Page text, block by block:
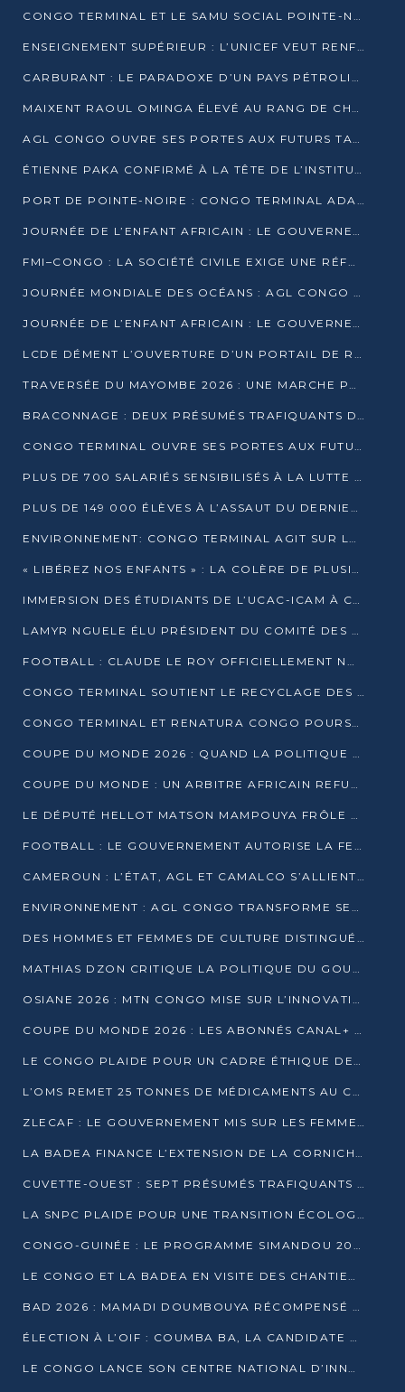
CONGO TERMINAL ET LE SAMU SOCIAL POINTE-NOIRE RENOUVELLENT LEUR PARTENARIAT EN FAVEUR DES JEUNES VULNÉRABLES
ENSEIGNEMENT SUPÉRIEUR : L’UNICEF VEUT RENFORCER LA RECHERCHE SUR LES QUESTIONS DE L’ENFANCE
CARBURANT : LE PARADOXE D’UN PAYS PÉTROLIER CONFRONTÉ À DES PÉNURIES RÉCURRENTES
MAIXENT RAOUL OMINGA ÉLEVÉ AU RANG DE CHEVALIER DE L’ORDRE DE L’AMITIÉ ENTRE LA RUSSIE ET LE CONGO
AGL CONGO OUVRE SES PORTES AUX FUTURS TALENTS DE LA LOGISTIQUE
ÉTIENNE PAKA CONFIRMÉ À LA TÊTE DE L’INSTITUT GÉOGRAPHIQUE NATIONAL
PORT DE POINTE-NOIRE : CONGO TERMINAL ADAPTE SON DRAGAGE AUX SABLES BITUMINEUX
JOURNÉE DE L’ENFANT AFRICAIN : LE GOUVERNEMENT RÉAFFIRME SON ENGAGEMENT POUR L’ACCÈS À L’EAU ET À L’ASSAINISSEMENT
FMI–CONGO : LA SOCIÉTÉ CIVILE EXIGE UNE RÉFORME DE LA FISCALITÉ PÉTROLIÈRE
JOURNÉE MONDIALE DES OCÉANS : AGL CONGO MOBILISE SES COLLABORATEURS POUR LA PRÉSERVATION DE LA BIODIVERSITÉ MARINE
JOURNÉE DE L’ENFANT AFRICAIN : LE GOUVERNEMENT MOBILISÉ POUR L’HYGIÈNE DANS LES ORPHELINATS
LCDE DÉMENT L’OUVERTURE D’UN PORTAIL DE RECRUTEMENT ET APPELLE À LA VIGILANCE
TRAVERSÉE DU MAYOMBE 2026 : UNE MARCHE POUR SENSIBILISER ET DÉPISTER AU DIABÈTE
BRACONNAGE : DEUX PRÉSUMÉS TRAFIQUANTS D’HIPPOPOTAME ÉCROUÉS À BRAZZAVILLE
CONGO TERMINAL OUVRE SES PORTES AUX FUTURS INGÉNIEURS DE L’UCAC-ICAM
PLUS DE 700 SALARIÉS SENSIBILISÉS À LA LUTTE CONTRE LA TUBERCULOSE À CONGO TERMINAL
PLUS DE 149 000 ÉLÈVES À L’ASSAUT DU DERNIER CEPE
ENVIRONNEMENT: CONGO TERMINAL AGIT SUR LE TERRAIN ET FORME LES PLUS JEUNES
« LIBÉREZ NOS ENFANTS » : LA COLÈRE DE PLUSIEURS MÈRES À BRAZZAVILLE CONTRE LA DGSP
IMMERSION DES ÉTUDIANTS DE L’UCAC-ICAM À CONGO TERMINAL
LAMYR NGUELE ÉLU PRÉSIDENT DU COMITÉ DES MEMBRES D’HONNEUR DU PCT
FOOTBALL : CLAUDE LE ROY OFFICIELLEMENT NOMMÉ SÉLECTIONNEUR DU CONGO
CONGO TERMINAL SOUTIENT LE RECYCLAGE DES DÉCHETS PLASTIQUES À POINTE-NOIRE
CONGO TERMINAL ET RENATURA CONGO POURSUIVENT LEUR COMBAT POUR LA BIODIVERSITÉ
COUPE DU MONDE 2026 : QUAND LA POLITIQUE MENACE L’UNIVERSALITÉ DU FOOTBALL
COUPE DU MONDE : UN ARBITRE AFRICAIN REFUSÉ À L’ENTRÉE DES ÉTATS-UNIS
LE DÉPUTÉ HELLOT MATSON MAMPOUYA FRÔLE LA MORT LORS D’UNE EMBUSCADE DZNS LE POOL
FOOTBALL : LE GOUVERNEMENT AUTORISE LA FECOFOOT À OCCUPER LES COMPLEXES SPORTIFS
CAMEROUN : L’ÉTAT, AGL ET CAMALCO S’ALLIENT POUR UN MÉGA-PROJET FERROVIAIRE
ENVIRONNEMENT : AGL CONGO TRANSFORME SES DÉCHETS EN OUTILS DE FORMATION
DES HOMMES ET FEMMES DE CULTURE DISTINGUÉS POUR LEUR ENGAGEMENT PAR BANTOU CULTURE
MATHIAS DZON CRITIQUE LA POLITIQUE DU GOUVERNEMENT ET ALERTE SUR LA DETTE DU CONGO
OSIANE 2026 : MTN CONGO MISE SUR L’INNOVATION POUR RELEVER LES DÉFIS AFRICAINS
COUPE DU MONDE 2026 : LES ABONNÉS CANAL+ AU CONGO DÉÇUS À QUELQUES JOURS DU COUP D’ENVOI
LE CONGO PLAIDE POUR UN CADRE ÉTHIQUE DE L’INTELLIGENCE ARTIFICIELLE À DAKAR
L’OMS REMET 25 TONNES DE MÉDICAMENTS AU CONGO POUR RENFORCER LA RIPOSTE AUX ÉPIDÉMIES
ZLECAF : LE GOUVERNEMENT MIS SUR LES FEMMES ENTREPRENEURES
LA BADEA FINANCE L’EXTENSION DE LA CORNICHE SUD DE BRAZZAVILLE
CUVETTE-OUEST : SEPT PRÉSUMÉS TRAFIQUANTS DE FAUNE INTERPELLÉS À EWO ET KELLÉ
LA SNPC PLAIDE POUR UNE TRANSITION ÉCOLOGIQUE PROGRESSIVE
CONGO-GUINÉE : LE PROGRAMME SIMANDOU 2040 AU CŒUR DES ÉCHANGES À LA BAD
LE CONGO ET LA BADEA EN VISITE DES CHANTIERS
BAD 2026 : MAMADI DOUMBOUYA RÉCOMPENSÉ PAR LE TROPHÉE BABACAR NDIAYE À BRAZZAVILLE
ÉLECTION À L’OIF : COUMBA BA, LA CANDIDATE DISCRÈTE QUI BOUSCULE LE JEU DIPLOMATIQUE
LE CONGO LANCE SON CENTRE NATIONAL D’INNOVATION